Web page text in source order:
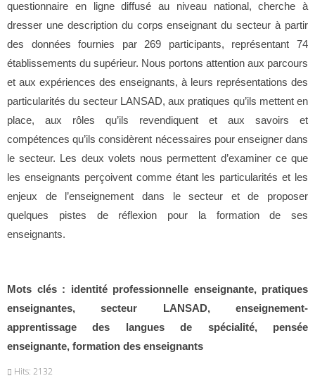
questionnaire en ligne diffusé au niveau national, cherche à
dresser une description du corps enseignant du secteur à partir
des données fournies par 269 participants, représentant 74
établissements du supérieur. Nous portons attention aux parcours
et aux expériences des enseignants, à leurs représentations des
particularités du secteur LANSAD, aux pratiques qu’ils mettent en
place, aux rôles qu’ils revendiquent et aux savoirs et
compétences qu’ils considèrent nécessaires pour enseigner dans
le secteur. Les deux volets nous permettent d’examiner ce que
les enseignants perçoivent comme étant les particularités et les
enjeux de l’enseignement dans le secteur et de proposer
quelques pistes de réflexion pour la formation de ses
enseignants.
Mots clés : identité professionnelle enseignante, pratiques
enseignantes, secteur LANSAD, enseignement-
apprentissage des langues de spécialité, pensée
enseignante, formation des enseignants
Hits: 2132